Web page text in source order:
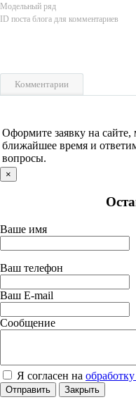
Модельный ряд
ID поста блога для комментариев
Комментарии
Оформите заявку на
ближайшее время и
вопросы.
×
Ваше имя
Ваш телефон
Ваш E-mail
Сообщение
Я согласен на
Отправить Закрыть